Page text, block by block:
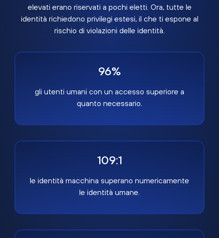
elevati erano riservati a pochi eletti. Ora, tutte le
identità richiedono privilegi estesi, il che ti espone al
rischio di violazioni delle identità.
96%
gli utenti umani con un accesso superiore a
quanto necessario.
109:1
le identità macchina superano numericamente
le identità umane.